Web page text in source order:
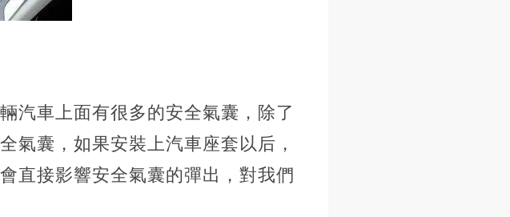
汽車上面有很多的安全氣囊，除了
氣囊，如果安裝上汽車座套以后，
直接影響安全氣囊的彈出，對我們